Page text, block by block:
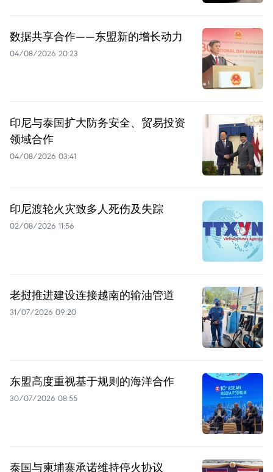
数据共享合作——东盟新的增长动力
04/08/2026 20:23
印尼与泰国扩大防务安全、贸易投资
领域合作
04/08/2026 03:41
印尼渡轮火灾致多人死伤及失踪
02/08/2026 11:56
老挝推进建设连接越南的输油管道
31/07/2026 09:20
东盟高度重视基于规则的海洋合作
30/07/2026 08:55
泰国与柬埔寨承诺维持停火协议